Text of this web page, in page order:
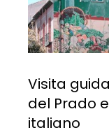
Visita
del Prado
italiano